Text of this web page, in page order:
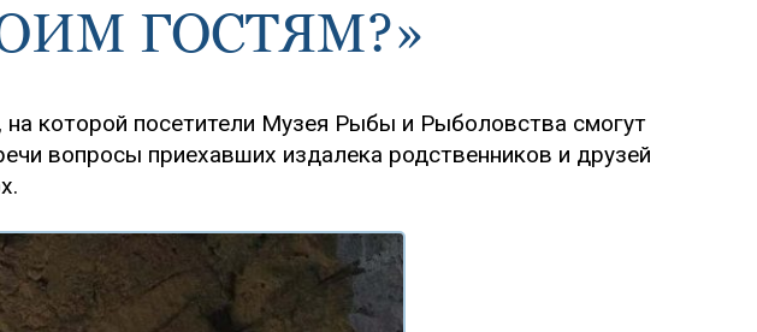
ГОСТЯМ?»
которой посетители Музея Рыбы и Рыболовства смогут
вопросы приехавших издалека родственников и друзей